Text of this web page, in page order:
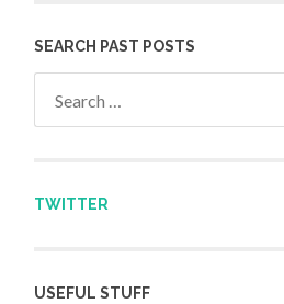
SEARCH PAST POSTS
TWITTER
USEFUL STUFF